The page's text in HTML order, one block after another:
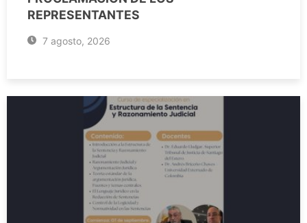
REPRESENTANTES
7 agosto, 2026